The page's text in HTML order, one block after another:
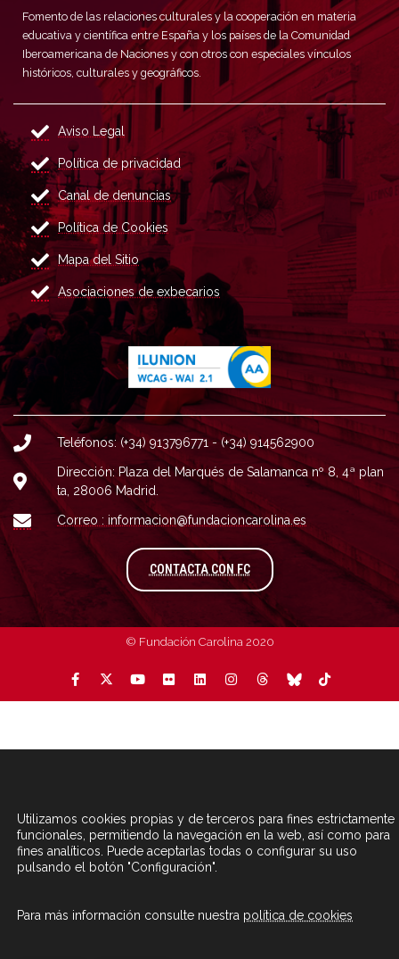
Fomento de las relaciones culturales y la cooperación en materia
educativa y científica entre España y los países de la Comunidad
Iberoamericana de Naciones y con otros con especiales vínculos
históricos, culturales y geográficos.
Aviso Legal
Política de privacidad
Canal de denuncias
Política de Cookies
Mapa del Sitio
Asociaciones de exbecarios
Teléfonos: (+34) 913796771 - (+34) 914562900
Dirección: Plaza del Marqués de Salamanca nº 8, 4ª plan
ta, 28006 Madrid.
Correo : informacion@fundacioncarolina.es
CONTACTA CON FCA TRAVÉS DEL
© Fundación Carolina 2020
Utilizamos cookies propias y de terceros para fines estrictamente
funcionales, permitiendo la navegación en la web, así como para
fines analíticos. Puede aceptarlas todas o configurar su uso
pulsando el botón "Configuración".
Para más información consulte nuestra política de cookies